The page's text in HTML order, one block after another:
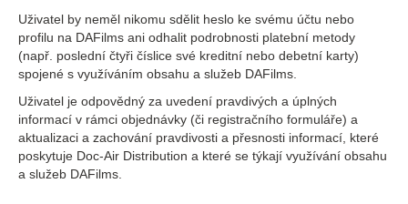
Uživatel by neměl nikomu sdělit heslo ke svému účtu nebo
profilu na DAFilms ani odhalit podrobnosti platební metody
(např. poslední čtyři číslice své kreditní nebo debetní karty)
spojené s využíváním obsahu a služeb DAFilms.
Uživatel je odpovědný za uvedení pravdivých a úplných
informací v rámci objednávky (či registračního formuláře) a
aktualizaci a zachování pravdivosti a přesnosti informací, které
poskytuje Doc-Air Distribution a které se týkají využívání obsahu
a služeb DAFilms.